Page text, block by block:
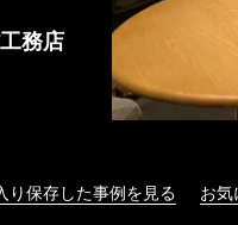
務店
り保存した事例を見る お